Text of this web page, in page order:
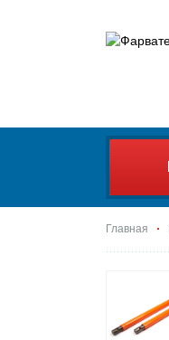
Главная